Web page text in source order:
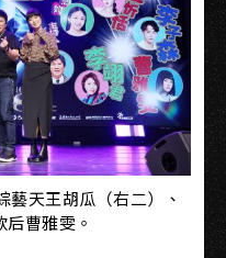
藝天王胡瓜（右二）、
曹雅雯。